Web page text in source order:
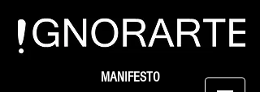
MANIFESTO